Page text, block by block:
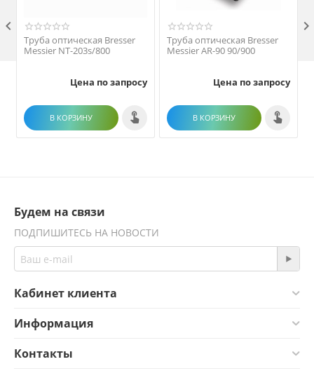
Труба оптическая Bresser
Messier NT-203s/800
Цена по запросу
В КОРЗИНУ
Труба оптическая Bresser
Messier AR-90 90/900
Цена по запросу
В КОРЗИНУ
 
Будем на связи
ПОДПИШИТЕСЬ НА НОВОСТИ
Кабинет клиента
Информация
Контакты